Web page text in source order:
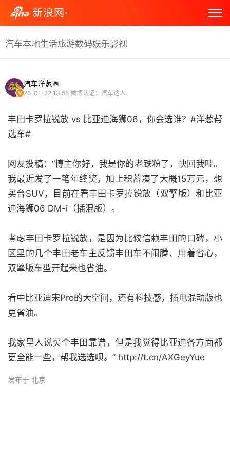
新浪网·
汽车本地生活旅游数码娱乐影视
汽车洋葱圈
26-01-22 13:55 微博认证：汽车达人
丰田卡罗拉锐放 vs 比亚迪海狮06，你会选谁？#洋葱帮
选车#
网友投稿：“博主你好，我是你的老铁粉了，快回我哇。
我最近发了一笔年终奖，加上积蓄凑了大概15万元，想
买台SUV，目前在看丰田卡罗拉锐放（双擎版）和比亚
迪海狮06 DM-i（插混版）。
考虑丰田卡罗拉锐放，是因为比较信赖丰田的口碑，小
区里的几个丰田老车主反馈丰田车不闹腾、用着省心，
双擎版车型开起来也省油。
看中比亚迪宋Pro的大空间，还有科技感，插电混动版也
更省油。
我家里人说买个丰田靠谱，但是我觉得比亚迪各方面都
更全能一些，帮我选选呗。” http://t.cn/AXGeyYue
发布于 北京